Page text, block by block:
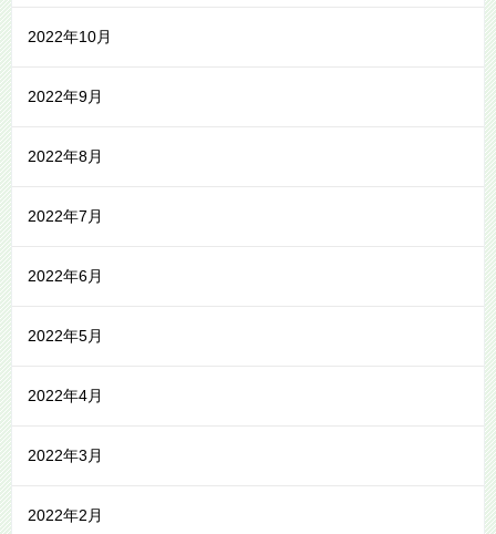
2022年10月
2022年9月
2022年8月
2022年7月
2022年6月
2022年5月
2022年4月
2022年3月
2022年2月